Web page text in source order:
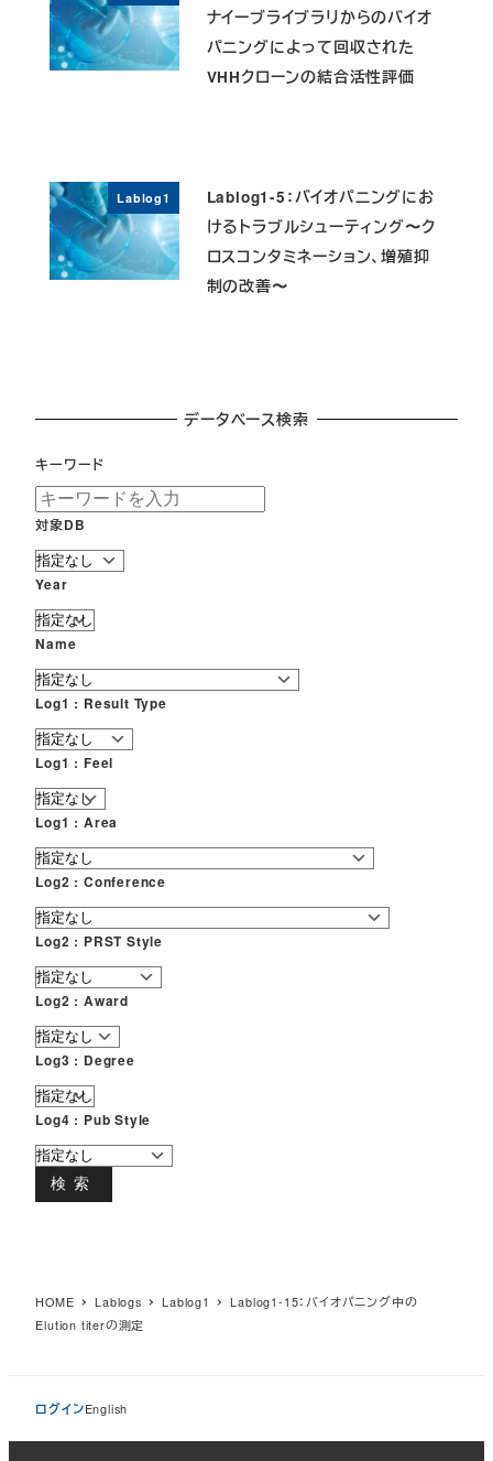
ナイーブライブラリからのバイオ
パニングによって回収された
VHHクローンの結合活性評価
Lablog1
Lablog1-5：バイオパニングにお
けるトラブルシューティング〜ク
ロスコンタミネーション、増殖抑
制の改善〜
データベース検索
キーワード
対象DB
Year
Name
Log1 : Result Type
Log1 : Feel
Log1 : Area
Log2 : Conference
Log2 : PRST Style
Log2 : Award
Log3 : Degree
Log4 : Pub Style
検索
HOME Lablogs Lablog1
Lablog1-15：バイオパニング中の
Elution titerの測定
ログインEnglish